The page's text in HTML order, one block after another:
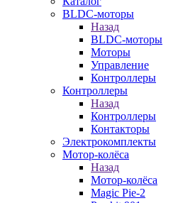
BLDC-моторы
Назад
BLDC-моторы
Моторы
Управление
Контроллеры
Контроллеры
Назад
Контроллеры
Контакторы
Электрокомплекты
Мотор-колёса
Назад
Мотор-колёса
Magic Pie-2